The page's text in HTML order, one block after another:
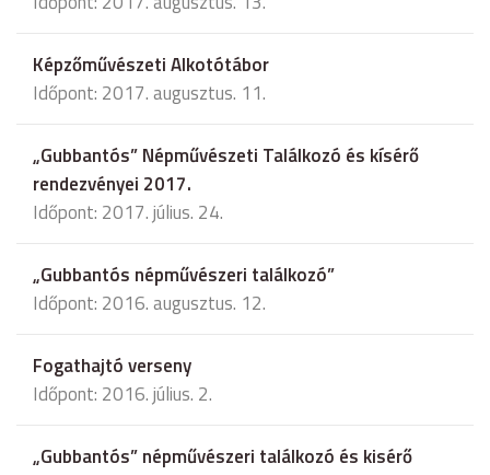
Képzőművészeti Alkotótábor
Időpont: 2017. augusztus. 11.
„Gubbantós” Népművészeti Találkozó és kísérő
rendezvényei 2017.
Időpont: 2017. július. 24.
„Gubbantós népművészeri találkozó”
Időpont: 2016. augusztus. 12.
Fogathajtó verseny
Időpont: 2016. július. 2.
„Gubbantós” népművészeri találkozó és kisérő